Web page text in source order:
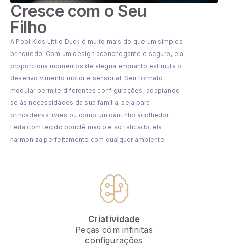
Cresce com o Seu
Filho
A Pool Kids Little Duck é muito mais do que um simples
brinquedo. Com um design aconchegante e seguro, ela
proporciona momentos de alegria enquanto estimula o
desenvolvimento motor e sensorial. Seu formato
modular permite diferentes configurações, adaptando-
se às necessidades da sua família, seja para
brincadeiras livres ou como um cantinho acolhedor.
Feita com tecido bouclé macio e sofisticado, ela
harmoniza perfeitamente com qualquer ambiente.
Criatividade
Peças com infinitas
configurações